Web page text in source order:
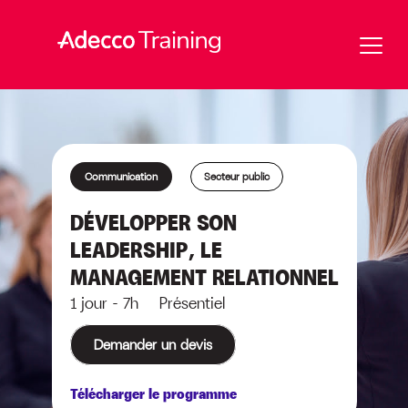
Communication Secteur public
DÉVELOPPER SON
LEADERSHIP, LE
MANAGEMENT RELATIONNEL
1 jour - 7h Présentiel
Demander un devis
Télécharger le programme